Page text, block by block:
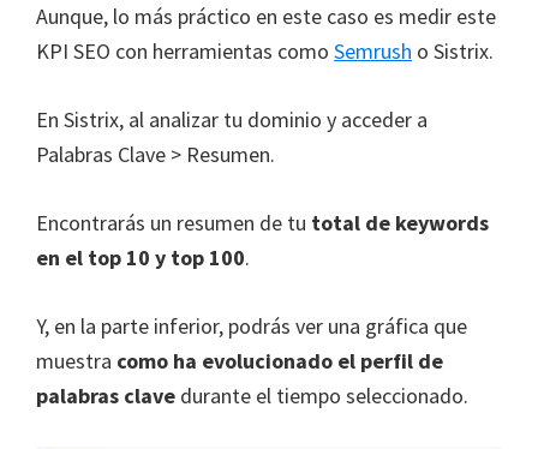
Aunque, lo más práctico en este caso es medir este
KPI SEO con herramientas como Semrush o Sistrix.
En Sistrix, al analizar tu dominio y acceder a
Palabras Clave > Resumen.
Encontrarás un resumen de tu total de keywords
en el top 10 y top 100.
Y, en la parte inferior, podrás ver una gráfica que
muestra como ha evolucionado el perfil de
palabras clave durante el tiempo seleccionado.